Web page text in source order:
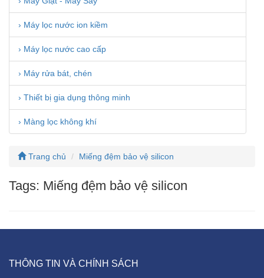
› Máy lọc nước ion kiềm
› Máy lọc nước cao cấp
› Máy rửa bát, chén
› Thiết bị gia dụng thông minh
› Màng lọc không khí
Trang chủ Miếng đệm bảo vệ silicon
Tags: Miếng đệm bảo vệ silicon
THÔNG TIN VÀ CHÍNH SÁCH